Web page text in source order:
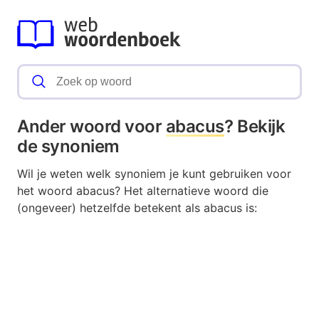
Ander woord voor abacus? Bekijk
de synoniem
Wil je weten welk synoniem je kunt gebruiken voor
het woord abacus? Het alternatieve woord die
(ongeveer) hetzelfde betekent als abacus is: